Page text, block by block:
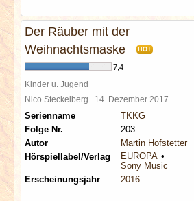
Der Räuber mit der
Weihnachtsmaske
HOT
7,4
Kinder u. Jugend
Nico Steckelberg 14. Dezember 2017
Serienname
TKKG
Folge Nr.
203
Autor
Martin Hofstetter
Hörspiellabel/Verlag
EUROPA
Sony Music
Erscheinungsjahr
2016